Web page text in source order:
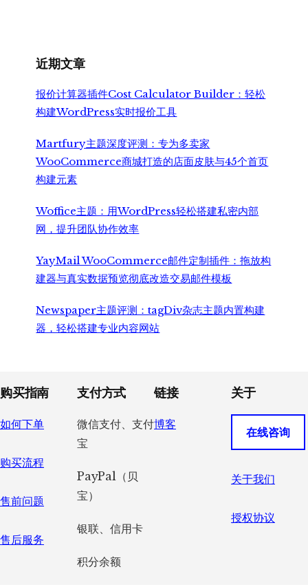
近期文章
报价计算器插件Cost Calculator Builder：轻松
构建WordPress实时报价工具
Martfury主题深度评测：专为多卖家
WooCommerce商城打造的店面皮肤与45个首页
构建元素
Woffice主题：用WordPress轻松搭建私密内部
网，提升团队协作效率
YayMail WooCommerce邮件定制插件：拖放构
建器与真实数据预览彻底改造交易邮件模板
Newspaper主题评测：tagDiv杂志主题内置构建
器，轻松搭建专业内容网站
Footer
购买指南
如何下单
购买流程
售前问题
售后服务
支付方式
微信支付、支付
宝
PayPal（贝
宝）
银联、信用卡
积分余额
链接
博客
关于
在线咨询
关于我们
授权协议